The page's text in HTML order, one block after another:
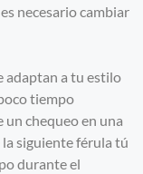
necesario cambiar
adaptan a tu estilo
tiempo
chequeo en una
siguiente férula tú
durante el